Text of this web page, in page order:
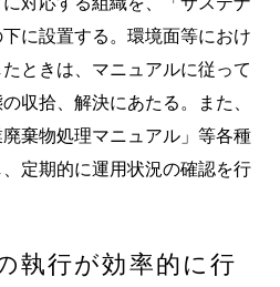
に設置する。環境面等におけ
ときは、マニュアルに従って
収拾、解決にあたる。また、
棄物処理マニュアル」等各種
定期的に運用状況の確認を行
執行が効率的に行